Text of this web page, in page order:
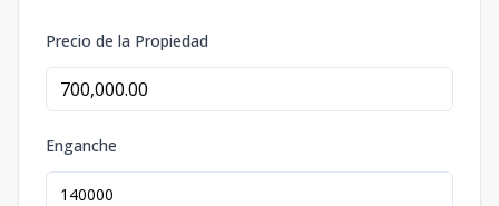
Precio de la Propiedad
Enganche